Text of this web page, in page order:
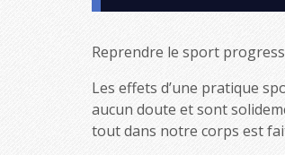
Reprendre le sport
Les effets d’une pratique
aucun doute et sont
tout dans notre corps est